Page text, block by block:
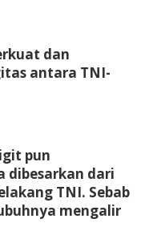
dan
antara TNI-
pun
dibesarkan dari
TNI. Sebab
mengalir